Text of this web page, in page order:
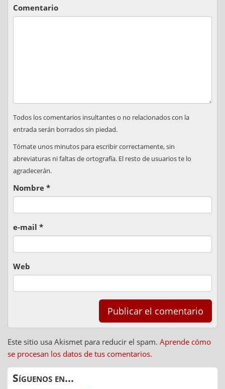
Comentario
Todos los comentarios insultantes o no relacionados con la
entrada serán borrados sin piedad.
Tómate unos minutos para escribir correctamente, sin
abreviaturas ni faltas de ortografía. El resto de usuarios te lo
agradecerán.
Nombre *
e-mail *
Web
Este sitio usa Akismet para reducir el spam. Aprende cómo
se procesan los datos de tus comentarios.
Síguenos en...